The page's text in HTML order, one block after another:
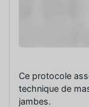
Ce protocole
technique de
jambes.